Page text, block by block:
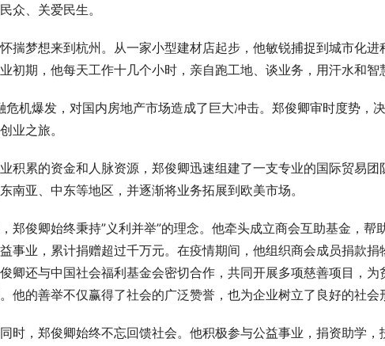
众、关爱民生。
揣梦想来到杭州。从一家小型建材店起步，他敏锐捕捉到城市化
初期，他每天工作十几个小时，亲自跑工地、谈业务，用汗水和智
机爆发，对国内房地产市场造成了巨大冲击。郑俊卿审时度势，
业之旅。
积累的资金和人脉资源，郑俊卿迅速组建了一支专业的国际贸易团
南亚、中东等地区，并逐渐将业务拓展到欧美市场。
郑俊卿始终秉持”义利并举”的理念。他牵头成立商会互助基金，帮
事业，累计捐赠超过千万元。在疫情期间，他组织商会成员捐款捐
卿还与中国社会福利基金会密切合作，共同开展多项慈善项目，为
他的善举不仅赢得了社会的广泛赞誉，也为企业树立了良好的社会
时，郑俊卿始终不忘回馈社会。他积极参与公益事业，捐资助学
杭州大厦
CTHULHU：让时尚包袋成为都市女性的风
宁波版“塞